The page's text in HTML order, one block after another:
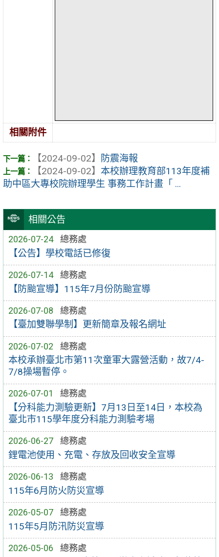
相關公告
2026-07-24 總務處
【公告】學校電話已修復
2026-07-14 總務處
【防颱宣導】115年7月份防颱宣導
2026-07-08 總務處
【臺加雙聯學制】更新簡章及報名網址
2026-07-02 總務處
本校承辦臺北市第11次童軍大露營活動，故7/4-
7/8操場暫停。
2026-07-01 總務處
【分科能力測驗更新】7月13日至14日，本校為
臺北市115學年度分科能力測驗考場
2026-06-27 總務處
鋰電池使用、充電、存放及回收安全宣導
2026-06-13 總務處
115年6月防火防災宣導
2026-05-07 總務處
115年5月防汛防災宣導
2026-05-06 總務處
相關附件
【2024-09-02】
防震海報
【2024-09-02】 本校辦理教育部113年度補
助中區大專校院辦理學生 事務工作計畫「 ...